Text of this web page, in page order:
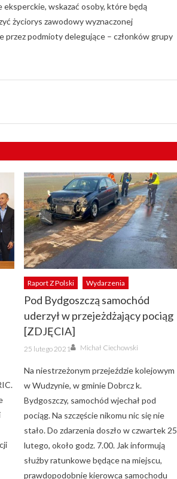
wskazać osoby, które będą
życiorys zawodowy wyznaczonej
podmioty delegujące – członków grupy
Raport Z Polski Wydarzenia
Pod Bydgoszczą samochód
uderzył w przejeżdżający pociąg
[ZDJĘCIA]
Posted
on
25 lutego 2021 Author
Michał Ciechowski
Na niestrzeżonym przejeździe kolejowym
w Wudzynie, w gminie Dobrcz k.
Bydgoszczy, samochód wjechał pod
pociąg. Na szczęście nikomu nic się nie
stało. Do zdarzenia doszło w czwartek 25
lutego, około godz. 7.00. Jak informują
służby ratunkowe będące na miejscu,
prawdopodobnie kierowca samochodu